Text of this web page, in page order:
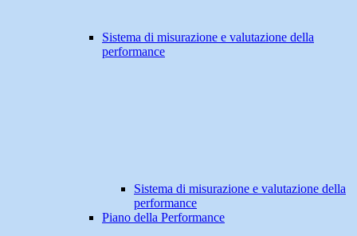
Sistema di misurazione e valutazione della
performance
Sistema di misurazione e valutazione della
performance
Piano della Performance